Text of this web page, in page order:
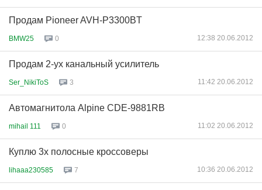
Продам Pioneer AVH-P3300BT
BMW25 0 12:38 20.06.2012
Продам 2-ух канальный усилитель
Ser_NikiToS 3 11:42 20.06.2012
Автомагнитола Alpine CDE-9881RB
mihail 111 0 11:02 20.06.2012
Куплю 3х полосные кроссоверы
lihaaa230585 7 10:36 20.06.2012